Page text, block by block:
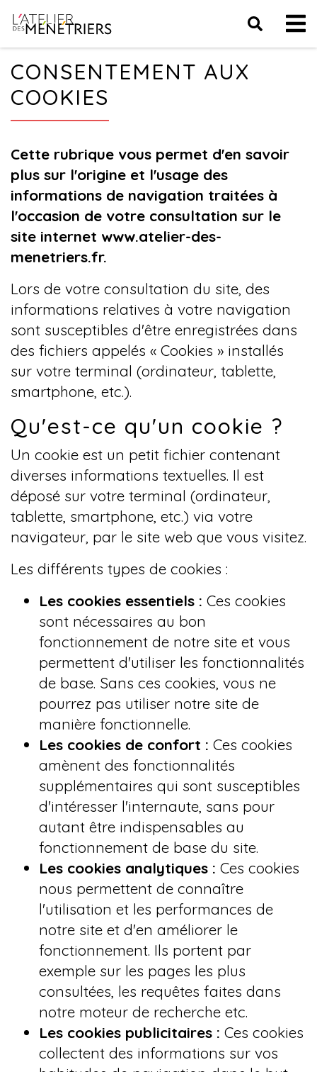
CONSENTEMENT AUX
COOKIES
Cette rubrique vous permet d'en savoir
plus sur l'origine et l'usage des
informations de navigation traitées à
l'occasion de votre consultation sur le
site internet www.atelier-des-
menetriers.fr.
Lors de votre consultation du site, des
informations relatives à votre navigation
sont susceptibles d'être enregistrées dans
des fichiers appelés « Cookies » installés
sur votre terminal (ordinateur, tablette,
smartphone, etc.).
Qu'est-ce qu'un cookie ?
Un cookie est un petit fichier contenant
diverses informations textuelles. Il est
déposé sur votre terminal (ordinateur,
tablette, smartphone, etc.) via votre
navigateur, par le site web que vous visitez.
Les différents types de cookies :
Les cookies essentiels : Ces cookies
sont nécessaires au bon
fonctionnement de notre site et vous
permettent d'utiliser les fonctionnalités
de base. Sans ces cookies, vous ne
pourrez pas utiliser notre site de
manière fonctionnelle.
Les cookies de confort : Ces cookies
amènent des fonctionnalités
supplémentaires qui sont susceptibles
d'intéresser l'internaute, sans pour
autant être indispensables au
fonctionnement de base du site.
Les cookies analytiques : Ces cookies
nous permettent de connaître
l'utilisation et les performances de
notre site et d'en améliorer le
fonctionnement. Ils portent par
exemple sur les pages les plus
consultées, les requêtes faites dans
notre moteur de recherche etc.
Les cookies publicitaires : Ces cookies
collectent des informations sur vos